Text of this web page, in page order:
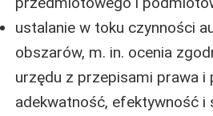
ustalanie w toku czynności
obszarów, m. in. ocenia
urzędu z przepisami prawa
adekwatność, efektywność